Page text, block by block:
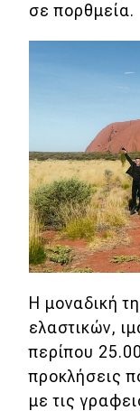
σε πορθμεία.
Η μοναδική
ελαστικών,
περίπου
προκλήσεις
με τις